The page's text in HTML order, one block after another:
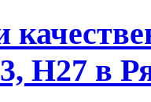
Н27 в